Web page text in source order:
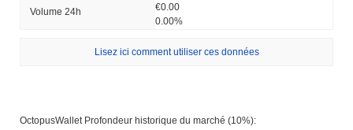
Volume 24h
€0.00
0.00%
Lisez ici comment utiliser ces données
OctopusWallet Profondeur historique du marché (10%):